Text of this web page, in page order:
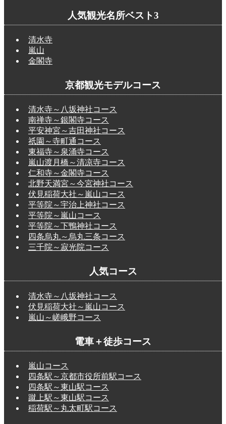
人気観光名所ベスト3
清水寺
嵐山
金閣寺
京都観光モデルコース
清水寺～八坂神社コース
南禅寺～銀閣寺コース
平安神宮～吉田神社コース
祇園～寺町通コース
東福寺～泉涌寺コース
嵐山渡月橋～清凉寺コース
仁和寺～金閣寺コース
北野天満宮～今宮神社コース
伏見稲荷大社～嵐山コース
平等院～宇治上神社コース
平等院～嵐山コース
平等院～下鴨神社コース
四条烏丸～烏丸三条コース
三千院～寂光院コース
人気コース
清水寺～八坂神社コース
伏見稲荷大社～嵐山コース
嵐山～嵯峨野コース
電車＋徒歩コース
嵐山コース
四条駅～京都市役所前駅コース
四条駅～東山駅コース
蹴上駅～東山駅コース
稲荷駅～丸太町駅コース